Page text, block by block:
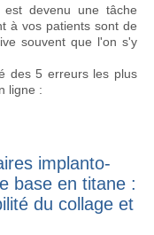
devenu une tâche
à vos patients sont de
souvent que l'on s'y
des 5 erreurs les plus
ligne :
implanto-
base en titane :
du collage et